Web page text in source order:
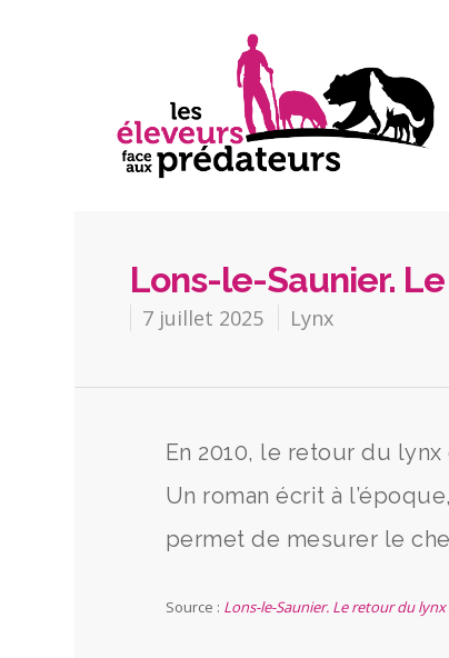
Lons-le-Saunier.
7 juillet 2025 Lynx
En 2010, le retour du
Un roman écrit à
permet de mesurer le
Source : Lons-le-Saunier. Le retour du lynx